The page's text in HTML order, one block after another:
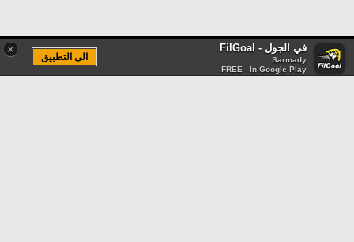
× في الجول - FilGoal
Sarmady
FREE - In Google Play
الى التطبيق